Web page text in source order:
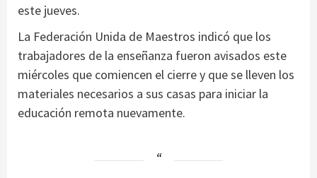
este jueves.
La Federación Unida de Maestros indicó que los
trabajadores de la enseñanza fueron avisados este
miércoles que comiencen el cierre y que se lleven los
materiales necesarios a sus casas para iniciar la
educación remota nuevamente.